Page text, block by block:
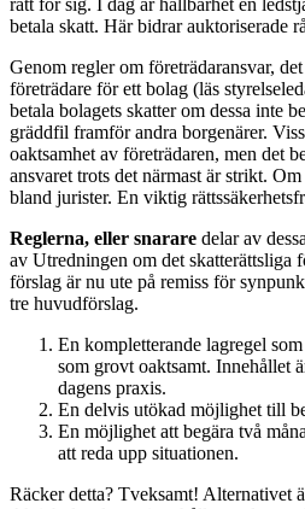
betala skatt. Här bidrar auktoriserade
Genom regler om företrädaransvar,
företrädare för ett bolag (läs
betala bolagets skatter om dessa inte
gräddfil framför andra borgenärer.
oaktsamhet av företrädaren, men det
ansvaret trots det närmast är strikt.
bland jurister. En viktig
Reglerna, eller snarare delar av
av Utredningen om det skatterättsliga
förslag är nu ute på remiss för
tre huvudförslag.
En kompletterande lagregel
som grovt oaktsamt. Innehållet
dagens praxis.
En delvis utökad möjlighet till
En möjlighet att begära två
att reda upp situationen.
Räcker detta? Tveksamt! Alternativet